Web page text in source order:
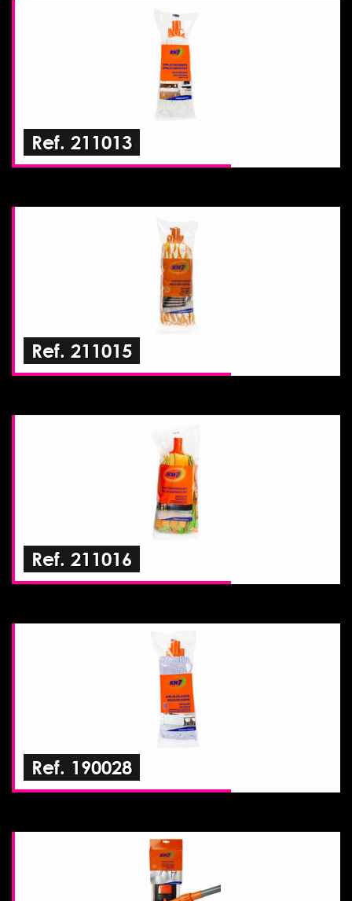
Ref. 211013
Ref. 211015
Ref. 211016
Ref. 190028